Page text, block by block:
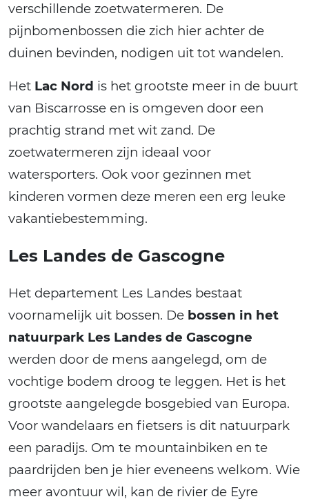
verschillende zoetwatermeren. De
pijnbomenbossen die zich hier achter de
duinen bevinden, nodigen uit tot wandelen.
Het Lac Nord is het grootste meer in de buurt
van Biscarrosse en is omgeven door een
prachtig strand met wit zand. De
zoetwatermeren zijn ideaal voor
watersporters. Ook voor gezinnen met
kinderen vormen deze meren een erg leuke
vakantiebestemming.
Les Landes de Gascogne
Het departement Les Landes bestaat
voornamelijk uit bossen. De bossen in het
natuurpark Les Landes de Gascogne
werden door de mens aangelegd, om de
vochtige bodem droog te leggen. Het is het
grootste aangelegde bosgebied van Europa.
Voor wandelaars en fietsers is dit natuurpark
een paradijs. Om te mountainbiken en te
paardrijden ben je hier eveneens welkom. Wie
meer avontuur wil, kan de rivier de Eyre